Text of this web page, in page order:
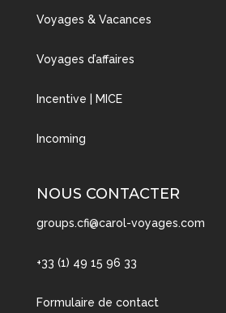
Voyages & Vacances
Voyages d’affaires
Incentive | MICE
Incoming
NOUS CONTACTER
groups.cfi@carol-voyages.com
+33 (1) 49 15 96 33
Formulaire de contact